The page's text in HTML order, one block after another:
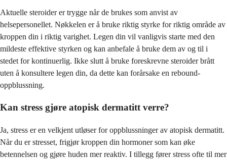
Aktuelle steroider er trygge når de brukes som anvist av
helsepersonellet. Nøkkelen er å bruke riktig styrke for riktig område av
kroppen din i riktig varighet. Legen din vil vanligvis starte med den
mildeste effektive styrken og kan anbefale å bruke dem av og til i
stedet for kontinuerlig. Ikke slutt å bruke foreskrevne steroider brått
uten å konsultere legen din, da dette kan forårsake en rebound-
oppblussning.
Kan stress gjøre atopisk dermatitt verre?
Ja, stress er en velkjent utløser for oppblussninger av atopisk dermatitt.
Når du er stresset, frigjør kroppen din hormoner som kan øke
betennelsen og gjøre huden mer reaktiv. I tillegg fører stress ofte til mer